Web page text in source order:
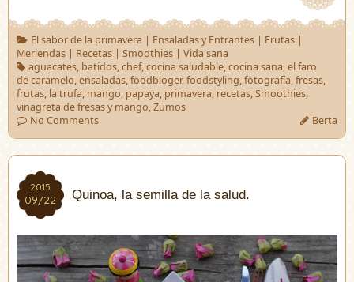
El sabor de la primavera | Ensaladas y Entrantes| Frutas|
Meriendas | Recetas | Smoothies | Vida sana
aguacates, batidos,chef,cocina saludable,cocina sana,el faro
de caramelo,ensaladas,foodbloger,foodstyling,fotografía,fresas,
frutas, la trufa, mango, papaya, primavera, recetas,Smoothies,
vinagreta de fresas y mango,Zumos
No Comments
Berta
2015
09/22
2015
09/22 Quinoa, la semilla de la salud.